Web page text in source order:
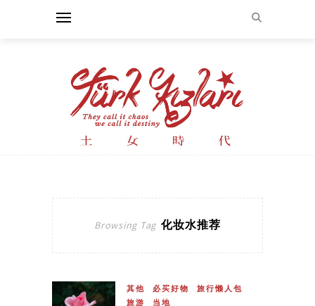
Browsing Tag 化妆水推荐
其他 必买好物
旅行懒人包
旅游
当地